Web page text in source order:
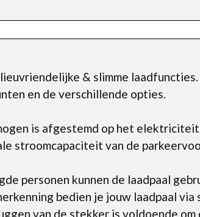
& slimme
en de verschillende opties.
is afgestemd op het
stroomcapaciteit van de
personen kunnen de laadpaal
bedien je jouw laadpaal via
van de stekker is voldoende om